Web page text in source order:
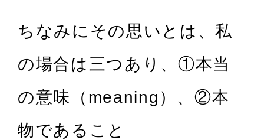
ちなみにその思いとは、私
の場合は三つあり、①本当
の意味（meaning）、②本
物であること